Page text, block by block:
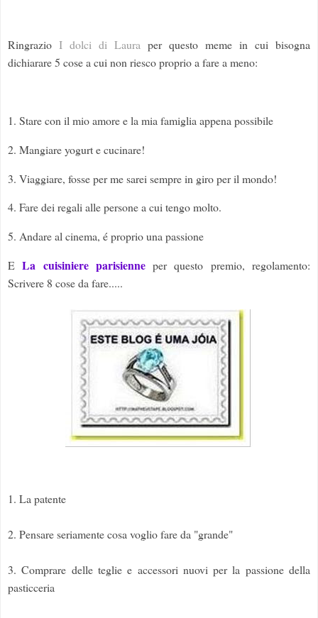
Ringrazio I dolci di Laura per questo meme in cui bisogna
dichiarare 5 cose a cui non riesco proprio a fare a meno:
1. Stare con il mio amore e la mia famiglia appena possibile
2. Mangiare yogurt e cucinare!
3. Viaggiare, fosse per me sarei sempre in giro per il mondo!
4. Fare dei regali alle persone a cui tengo molto.
5. Andare al cinema, é proprio una passione
ELa cuisiniere parisienneper questo premio, regolamento:
Scrivere 8 cose da fare.....
1. La patente
2. Pensare seriamente cosa voglio fare da "grande"
3. Comprare delle teglie e accessori nuovi per la passione della
pasticceria